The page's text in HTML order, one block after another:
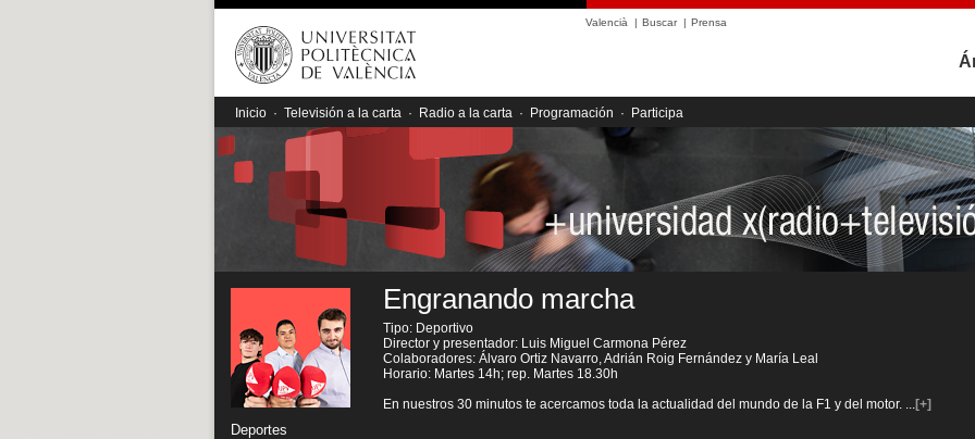
Valencià | Buscar| Prensa
Inicio · Televisión a la carta · Radio a la carta · Programación · Participa
Deportes
Engranando marcha
Tipo: Deportivo
Director y presentador: Luis Miguel Carmona Pérez
Colaboradores: Álvaro Ortiz Navarro, Adrián Roig Fernández y María Leal
Horario: Martes 14h; rep. Martes 18.30h
En nuestros 30 minutos te acercamos toda la actualidad del mundo de la F1 y del motor. ...[+]